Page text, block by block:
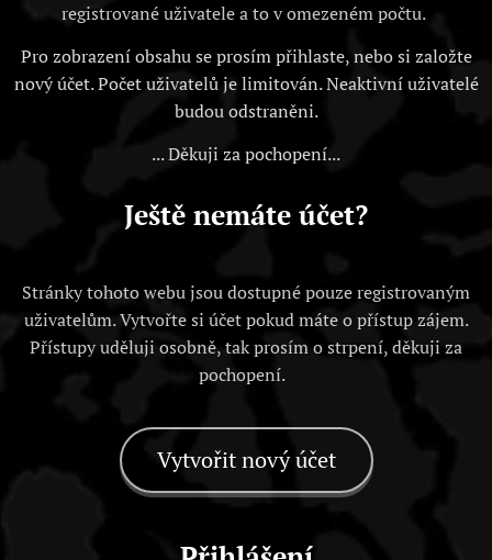
registrované uživatele a to v omezeném počtu.
Pro zobrazení obsahu se prosím přihlaste, nebo si založte
nový účet. Počet uživatelů je limitován. Neaktivní uživatelé
budou odstraněni.
... Děkuji za pochopení...
Ještě nemáte účet?
Stránky tohoto webu jsou dostupné pouze registrovaným
uživatelům. Vytvořte si účet pokud máte o přístup zájem.
Přístupy uděluji osobně, tak prosím o strpení, děkuji za
pochopení.
Vytvořit nový účet